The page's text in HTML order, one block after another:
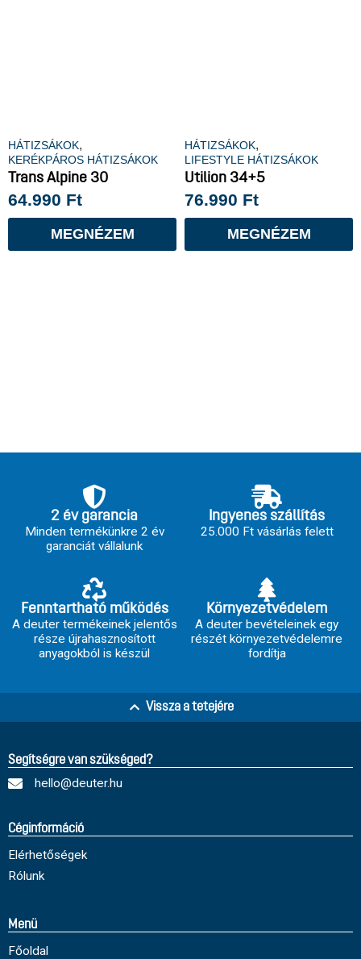
HÁTIZSÁKOK,
KERÉKPÁROS HÁTIZSÁKOK
Trans Alpine 30
64.990 Ft
MEGNÉZEM
HÁTIZSÁKOK,
LIFESTYLE HÁTIZSÁKOK
Utilion 34+5
76.990 Ft
MEGNÉZEM
2 év garancia
Minden termékünkre 2 év
garanciát vállalunk
Ingyenes szállítás
25.000 Ft vásárlás felett
Fenntartható működés
A deuter termékeinek jelentős
része újrahasznosított
anyagokból is készül
Környezetvédelem
A deuter bevételeinek egy
részét környezetvédelemre
fordítja
Vissza a tetejére
Segítségre van szükséged?
hello@deuter.hu
Céginformáció
Elérhetőségek
Rólunk
Menü
Főoldal